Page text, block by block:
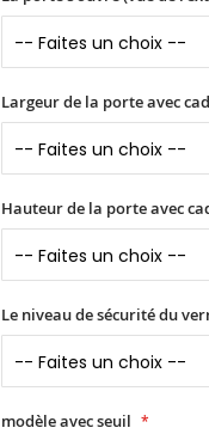
Largeur de la porte avec
Hauteur de la porte avec
Le niveau de sécurité du
modèle avec seuil